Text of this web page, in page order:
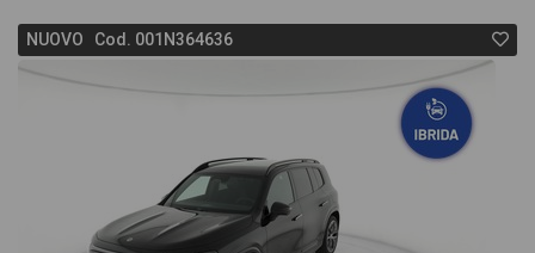
NUOVO Cod. 001N364636